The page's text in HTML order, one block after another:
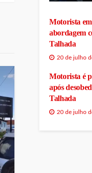
Motorista
abordagem
Talhada
20 de julho
Motorista é
após
Talhada
20 de julho